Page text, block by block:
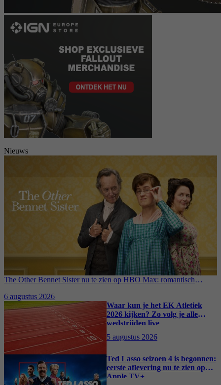
Nieuws
The Other Bennet Sister nu te zien op HBO Max: romantisch
6 augustus 2026
Waar kun je het EK Atletiek
2026 kijken? Zo volg je alle
wedstrijden live
5 augustus 2026
Ted Lasso seizoen 4 is begonnen:
eerste aflevering nu te zien op
Apple TV+